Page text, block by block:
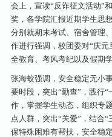
会上，宣读“反诈征文活动”
奖，各学院汇报近期学生思
分别就期末考试、宿舍管理
作进行强调，校团委对“庆
全教育、考风考纪以及假期
张海蛟强调，安全稳定无小
要时段，突出“勤查”，践行
作，掌握学生动态，组织专
点人群，突出“关爱”，结合
保特殊困难有帮扶，安全稳